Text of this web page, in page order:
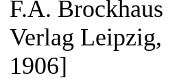
F.A. Brockhaus
Verlag Leipzig,
1906]